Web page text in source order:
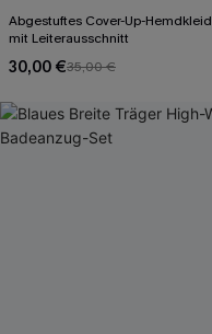
Abgestuftes Cover-Up-Hemdkleid
mit Leiterausschnitt
30,00 €35,00 €